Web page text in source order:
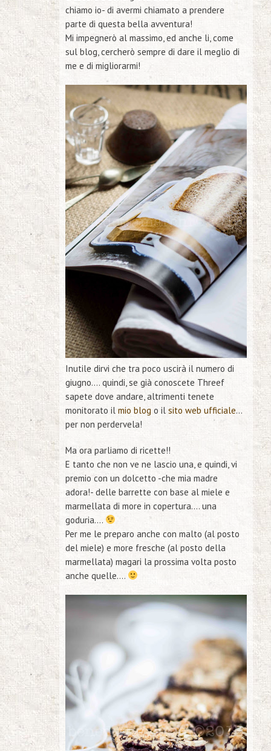
chiamo io- di avermi chiamato a prendere
parte di questa bella avventura!
Mi impegnerò al massimo, ed anche li, come
sul blog, cercherò sempre di dare il meglio di
me e di migliorarmi!
Inutile dirvi che tra poco uscirà il numero di
giugno…. quindi, se già conoscete Threef
sapete dove andare, altrimenti tenete
monitorato il mio blog o il sito web ufficiale…
per non perdervela!
Ma ora parliamo di ricette!!
E tanto che non ve ne lascio una, e quindi, vi
premio con un dolcetto -che mia madre
adora!- delle barrette con base al miele e
marmellata di more in copertura…. una
goduria….
Per me le preparo anche con malto (al posto
del miele) e more fresche (al posto della
marmellata) magari la prossima volta posto
anche quelle….